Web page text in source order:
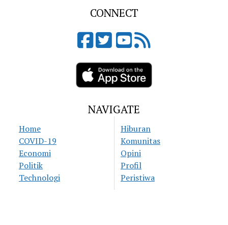
CONNECT
NAVIGATE
Home
COVID-19
Economi
Politik
Technologi
Hiburan
Komunitas
Opini
Profil
Peristiwa